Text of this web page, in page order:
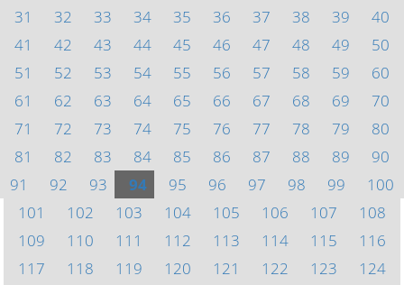
31
32 33 34 35 36 37 38 39
40
41
42 43 44 45 46 47 48 49
50
51
52 53 54 55 56 57 58 59
60
61
62 63 64 65 66 67 68 69
70
71
72 73 74 75 76 77 78 79
80
81
82 83 84 85 86 87 88 89
90
91
92 93 94 95 96 97 98 99
100
101
102 103 104 105 106 107
108
109
110 111 112 113 114 115
116
117
118 119 120 121 122 123
124